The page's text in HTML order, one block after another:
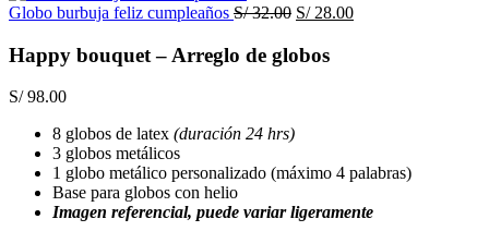
Globo burbuja feliz cumpleaños S/32.00 El
original
S/28.00El
Happy bouquet – Arreglo de globos
S/98.00
8 globos de latex (duración 24 hrs)
3 globos metálicos
1 globo metálico personalizado (máximo 4 palabras)
Base para globos con helio
Imagen referencial, puede variar ligeramente